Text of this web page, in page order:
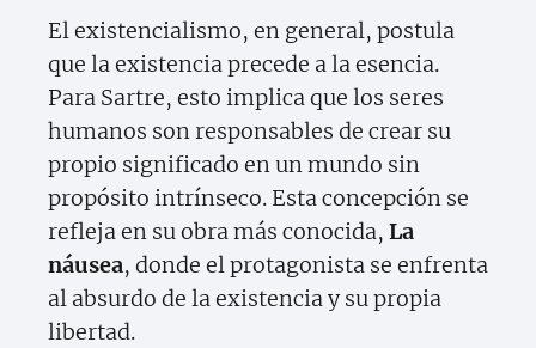
El existencialismo, en general, postula
que la existencia precede a la esencia.
Para Sartre, esto implica que los seres
humanos son responsables de crear su
propio significado en un mundo sin
propósito intrínseco. Esta concepción se
refleja en su obra más conocida, La
náusea, donde el protagonista se enfrenta
al absurdo de la existencia y su propia
libertad.